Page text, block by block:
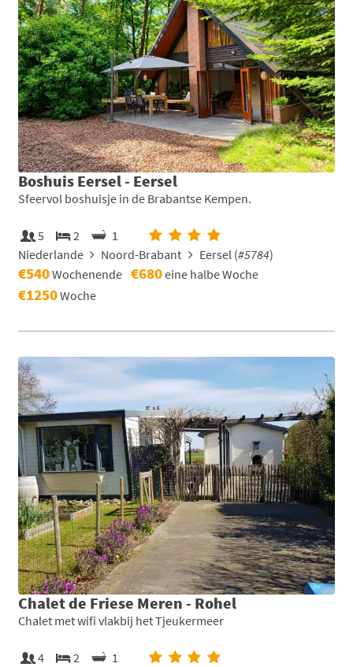
Boshuis Eersel - Eersel
Sfeervol boshuisje in de Brabantse Kempen.
5 2
1
Niederlande
Noord-Brabant Eersel (#5784)
€540Wochenende €680eine halbe Woche
€1250Woche
Chalet de Friese Meren - Rohel
Chalet met wifi vlakbij het Tjeukermeer
4 2
1